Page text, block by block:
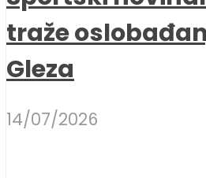
traže
Gleza
14/07/2026